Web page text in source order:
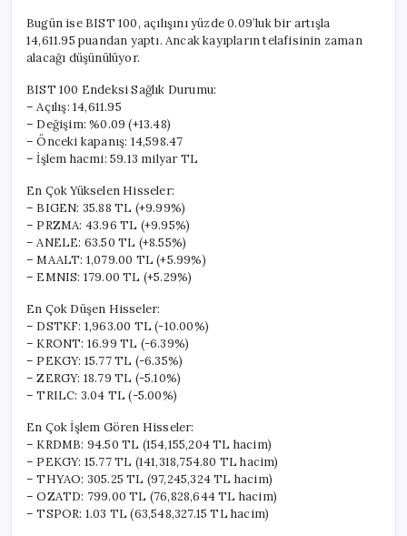
Bugün ise BIST 100, açılışını yüzde 0.09’luk bir artışla
14,611.95 puandan yaptı. Ancak kayıpların telafisinin zaman
alacağı düşünülüyor.
BIST 100 Endeksi Sağlık Durumu:
– Açılış: 14,611.95
– Değişim: %0.09 (+13.48)
– Önceki kapanış: 14,598.47
– İşlem hacmi: 59.13 milyar TL
En Çok Yükselen Hisseler:
– BIGEN: 35.88 TL (+9.99%)
– PRZMA: 43.96 TL (+9.95%)
– ANELE: 63.50 TL (+8.55%)
– MAALT: 1,079.00 TL (+5.99%)
– EMNIS: 179.00 TL (+5.29%)
En Çok Düşen Hisseler:
– DSTKF: 1,963.00 TL (-10.00%)
– KRONT: 16.99 TL (-6.39%)
– PEKGY: 15.77 TL (-6.35%)
– ZERGY: 18.79 TL (-5.10%)
– TRILC: 3.04 TL (-5.00%)
En Çok İşlem Gören Hisseler:
– KRDMB: 94.50 TL (154,155,204 TL hacim)
– PEKGY: 15.77 TL (141,318,754.80 TL hacim)
– THYAO: 305.25 TL (97,245,324 TL hacim)
– OZATD: 799.00 TL (76,828,644 TL hacim)
– TSPOR: 1.03 TL (63,548,327.15 TL hacim)